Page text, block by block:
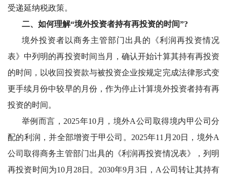
受递延纳税政策。
二、如何理解“境外投资者持有再投资的时间”?
境外投资者以商务主管部门出具的《利润再投资情况
表》中列明的再投资时间当月，确认开始计算其持有再投资
的时间，以收回投资款与被投资企业按规定完成法律形式变
更手续月份中较早的月份，作为停止计算境外投资者持有再
投资的时间。
举例而言， 2025年10月，境外A公司取得境内甲公司分
配的利润，并全部增资于甲公司。2025年11月20日，境外A
公司取得商务主管部门出具的《利润再投资情况表》，列明
再投资时间为10月28日。2030年9月3日，A公司转让其持有